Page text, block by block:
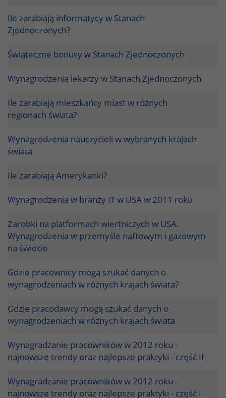
Ile zarabiają informatycy w Stanach
Zjednoczonych?
Świąteczne bonusy w Stanach Zjednoczonych
Wynagrodzenia lekarzy w Stanach Zjednoczonych
Ile zarabiają mieszkańcy miast w różnych
regionach świata?
Wynagrodzenia nauczycieli w wybranych krajach
świata
Ile zarabiają Amerykanki?
Wynagrodzenia w branży IT w USA w 2011 roku
Zarobki na platformach wiertniczych w USA.
Wynagrodzenia w przemyśle naftowym i gazowym
na świecie
Gdzie pracownicy mogą szukać danych o
wynagrodzeniach w różnych krajach świata?
Gdzie pracodawcy mogą szukać danych o
wynagrodzeniach w różnych krajach świata
Wynagradzanie pracowników w 2012 roku -
najnowsze trendy oraz najlepsze praktyki - część II
Wynagradzanie pracowników w 2012 roku -
najnowsze trendy oraz najlepsze praktyki - część I